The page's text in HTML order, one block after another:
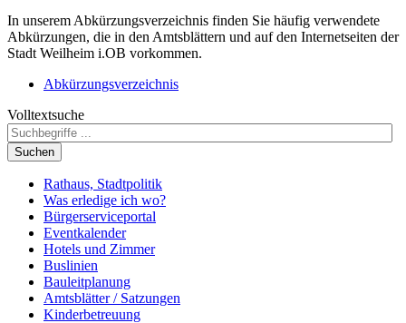
In unserem Abkürzungsverzeichnis finden Sie häufig verwendete
Abkürzungen, die in den Amtsblättern und auf den Internetseiten der
Stadt Weilheim i.OB vorkommen.
Abkürzungsverzeichnis
Volltextsuche
Suchen
Rathaus, Stadtpolitik
Was erledige ich wo?
Bürgerserviceportal
Eventkalender
Hotels und Zimmer
Buslinien
Bauleitplanung
Amtsblätter / Satzungen
Kinderbetreuung